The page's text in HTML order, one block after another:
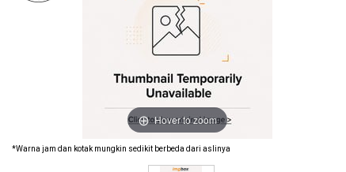
Hover to zoom
*Warna jam dan kotak mungkin sedikit berbeda dari aslinya